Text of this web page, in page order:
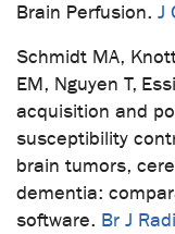
Brain Perfusion. J
Schmidt MA,
EM, Nguyen T,
acquisition and
susceptibility
brain tumors,
dementia:
software. Br J